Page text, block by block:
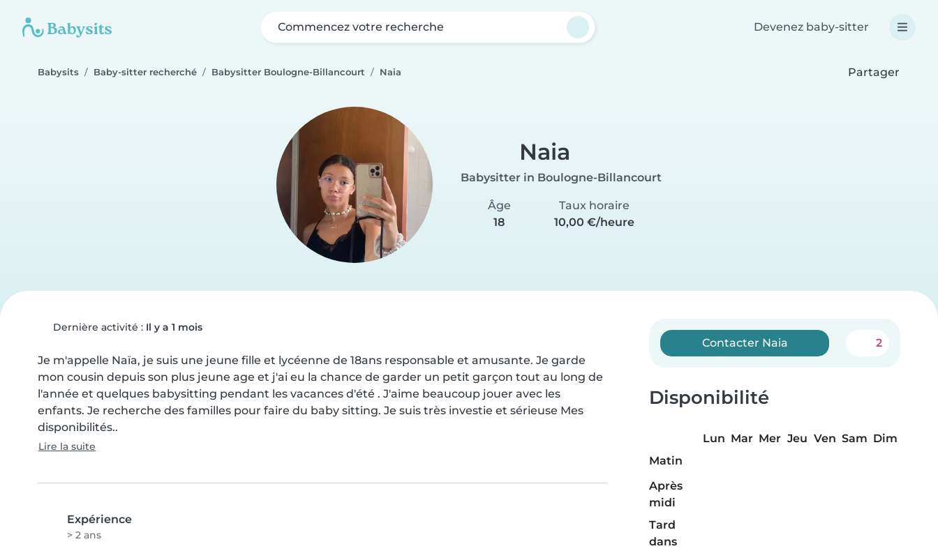
Commencez votre recherche Devenez baby-sitter
Babysits Baby-sitter recherché Babysitter Boulogne-Billancourt Naia Partager
Naia
Babysitter in Boulogne-Billancourt
Âge
18
Taux horaire
10,00 €/heure
Dernière activité : Il y a 1 mois
Je m'appelle Naïa, je suis une jeune fille et lycéenne de 18ans responsable et amusante. Je garde
mon cousin depuis son plus jeune age et j'ai eu la chance de garder un petit garçon tout au long de
l'année et quelques babysitting pendant les vacances d'été . J'aime beaucoup jouer avec les
enfants. Je recherche des familles pour faire du baby sitting. Je suis très investie et sérieuse Mes
disponibilités..
Lire la suite
Expérience
> 2 ans
Contacter Naia 2
Disponibilité
Lun Mar Mer Jeu Ven Sam Dim
Matin
Après
midi
Tard
dans